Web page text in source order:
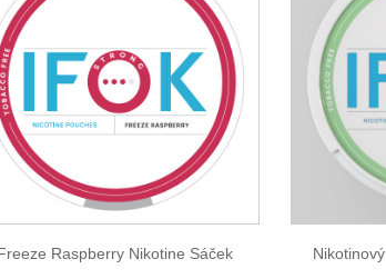
Raspberry Nikotine Sáček